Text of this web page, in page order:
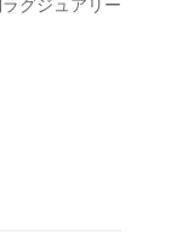
グジュアリー